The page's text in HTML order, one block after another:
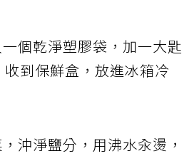
個乾淨塑膠袋，加一大匙
到保鮮盒，放進冰箱冷
沖淨鹽分，用沸水汆燙，